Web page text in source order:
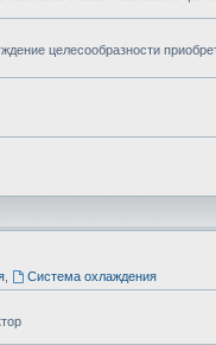
целесообразности
, Система охлаждения